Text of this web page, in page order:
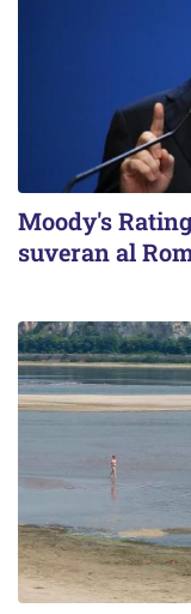
Moody's
suveran al